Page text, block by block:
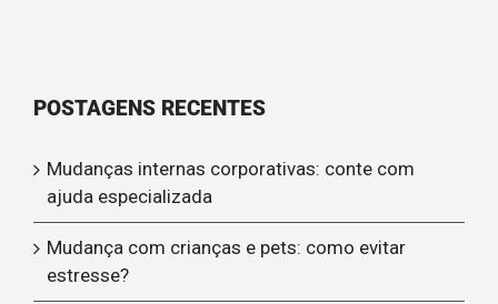
POSTAGENS RECENTES
Mudanças internas corporativas: conte com
ajuda especializada
Mudança com crianças e pets: como evitar
estresse?